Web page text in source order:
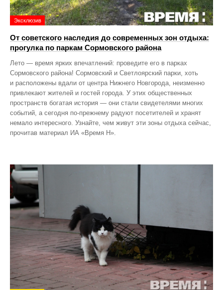
Эксклюзив
От советского наследия до современных зон отдыха:
прогулка по паркам Сормовского района
Лето — время ярких впечатлений: проведите его в парках
Сормовского района! Сормовский и Светлоярский парки, хоть
и расположены вдали от центра Нижнего Новгорода, неизменно
привлекают жителей и гостей города. У этих общественных
пространств богатая история — они стали свидетелями многих
событий, а сегодня по‑прежнему радуют посетителей и хранят
немало интересного. Узнайте, чем живут эти зоны отдыха сейчас,
прочитав материал ИА «Время Н».